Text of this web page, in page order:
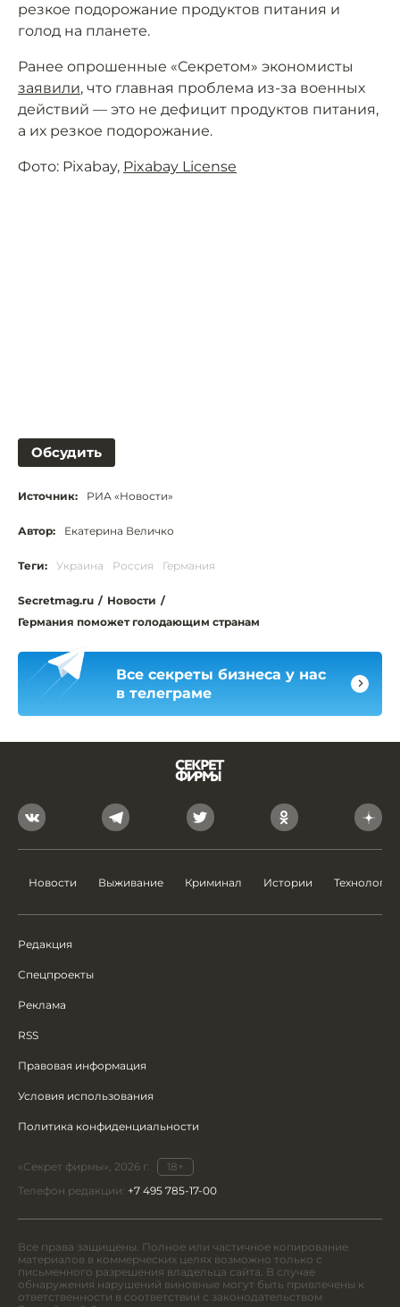
резкое подорожание продуктов питания и
голод на планете.
Ранее опрошенные «Секретом» экономисты
заявили, что главная проблема из-за военных
действий — это не дефицит продуктов питания,
а их резкое подорожание.
Фото: Pixabay, Pixabay License
Обсудить
Источник: РИА «Новости»
Автор: Екатерина Величко
Теги: Украина Россия Германия
Secretmag.ru / Новости /
Германия поможет голодающим странам
Все секреты бизнеса у нас
в телеграме
Новости Выживание Криминал Истории Технологии
Редакция
Спецпроекты
Реклама
RSS
Правовая информация
Условия использования
Политика конфиденциальности
«Секрет фирмы», 2026 г.
18+
Телефон редакции: +7 495 785-17-00
Все права защищены. Полное или частичное копирование
материалов в коммерческих целях возможно только с
письменного разрешения владельца сайта. В случае
обнаружения нарушений виновные могут быть привлечены к
ответственности в соответствии с законодательством